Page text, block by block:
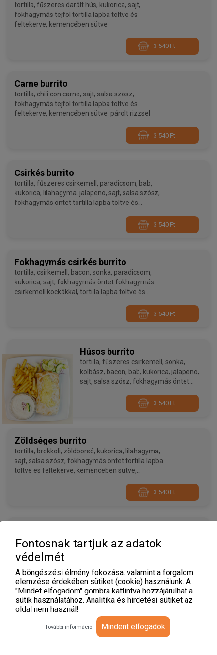
tortilla, fűszeres darált hús, kukorica, sajt,
fokhagymás tejföl tortilla lapba töltve és
feltekerve, kemencében sütve
3 540 Ft
Carne burrito
tortilla, chili con carne, sajt, salsa szósz,
fokhagymás tejföl tortilla lapba töltve és
feltekerve, kemencében sütve, párolt rizzsel
3 540 Ft
Csirkés burrito
tortilla, fűszeres csirkemell, paradicsom, bab,
kukorica, lilahagyma, jalapeno, sajt, salsa szósz,
fokhagymás öntet tortilla lapba töltve és
3 540 Ft
Fokhagymás csirkés burrito
tortilla, csirkemell, bacon, sonka, paradicsom,
kukorica, sajt, fokhagymás öntet fokhagymás
csirkemell kockákkal, tortilla lapba töltve és
3 540 Ft
Húsos burrito
tortilla, fűszeres csirkemell, sonka,
kolbász, bacon, bab, kukorica, jalapeno,
sajt, salsa szósz, fokhagymás öntet
kemencében sütve, hasábburgonyával
3 540 Ft
Zöldséges burrito
tortilla, brokkoli, zöldborsó, kukorica, lilahagyma,
sajt, salsa szósz, fokhagymás öntet tortilla lapba
töltve és feltekerve, kemencében sütve,
3 540 Ft
tortilla, füstölt-főtt tarja, jégsaláta, paradicsom,
uborka, lilahagyma, füstölt sajt, chilis majonéz
tortilla lapba töltve és tölcsér alakúra feltekerve
3 440 Ft
Fontosnak tartjuk az adatok
védelmét
A böngészési élmény fokozása, valamint a forgalom
elemzése érdekében sütiket (cookie) használunk. A
"Mindet elfogadom" gombra kattintva hozzájárulhat a
sütik használatához. Analitika és hirdetési sütiket az
oldal nem használ!
További információ Mindent elfogadok